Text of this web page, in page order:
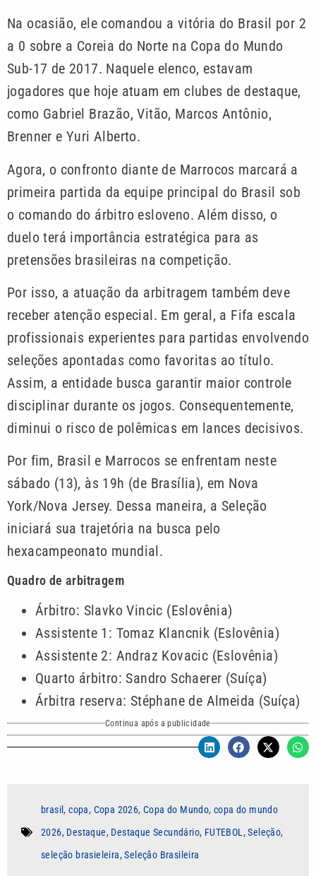
Na ocasião, ele comandou a vitória do Brasil por 2
a 0 sobre a Coreia do Norte na Copa do Mundo
Sub-17 de 2017. Naquele elenco, estavam
jogadores que hoje atuam em clubes de destaque,
como Gabriel Brazão, Vitão, Marcos Antônio,
Brenner e Yuri Alberto.
Agora, o confronto diante de Marrocos marcará a
primeira partida da equipe principal do Brasil sob
o comando do árbitro esloveno. Além disso, o
duelo terá importância estratégica para as
pretensões brasileiras na competição.
Por isso, a atuação da arbitragem também deve
receber atenção especial. Em geral, a Fifa escala
profissionais experientes para partidas envolvendo
seleções apontadas como favoritas ao título.
Assim, a entidade busca garantir maior controle
disciplinar durante os jogos. Consequentemente,
diminui o risco de polêmicas em lances decisivos.
Por fim, Brasil e Marrocos se enfrentam neste
sábado (13), às 19h (de Brasília), em Nova
York/Nova Jersey. Dessa maneira, a Seleção
iniciará sua trajetória na busca pelo
hexacampeonato mundial.
Quadro de arbitragem
Árbitro: Slavko Vincic (Eslovênia)
Assistente 1: Tomaz Klancnik (Eslovênia)
Assistente 2: Andraz Kovacic (Eslovênia)
Quarto árbitro: Sandro Schaerer (Suíça)
Árbitra reserva: Stéphane de Almeida (Suíça)
Continua após a publicidade
brasil ,copa, Copa 2026,Copa do Mundo,copa do mundo
2026, Destaque, Destaque Secundário, FUTEBOL ,Seleção,
seleção brasieleira,Seleção Brasileira